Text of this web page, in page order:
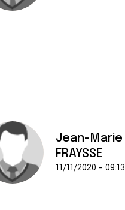
Jean-Marie
FRAYSSE
11/11/2020 - 09:13